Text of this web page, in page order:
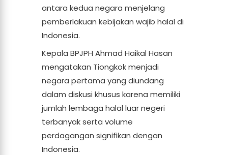
antara kedua negara menjelang
pemberlakuan kebijakan wajib halal di
Indonesia.
Kepala BPJPH Ahmad Haikal Hasan
mengatakan Tiongkok menjadi
negara pertama yang diundang
dalam diskusi khusus karena memiliki
jumlah lembaga halal luar negeri
terbanyak serta volume
perdagangan signifikan dengan
Indonesia.